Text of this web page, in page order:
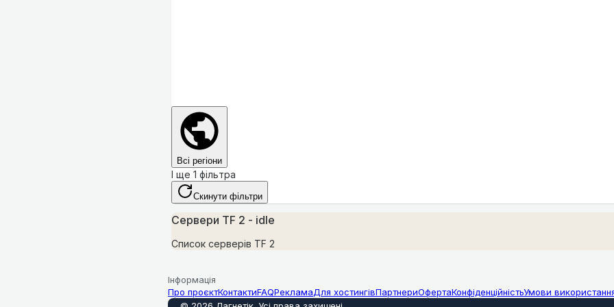
Всі регіони
І ще 1 фільтра
Скинути фільтри
Сервери TF 2 - idle
Список серверів TF 2
Інформація
Про проєктКонтактиFAQРекламаДля хостингівПартнериОфертаКонфіденційністьУмови